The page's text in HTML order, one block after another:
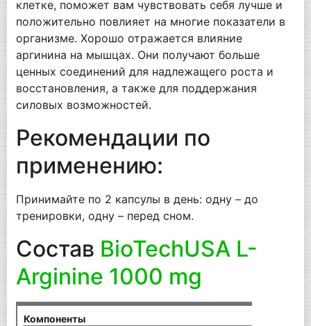
клетке, поможет вам чувствовать себя лучше и
положительно повлияет на многие показатели в
организме. Хорошо отражается влияние
аргинина на мышцах. Они получают больше
ценных соединений для надлежащего роста и
восстановления, а также для поддержания
силовых возможностей.
Рекомендации по
применению:
Принимайте по 2 капсулы в день: одну – до
тренировки, одну – перед сном.
Состав BioTechUSA L-
Arginine 1000 mg
Компоненты